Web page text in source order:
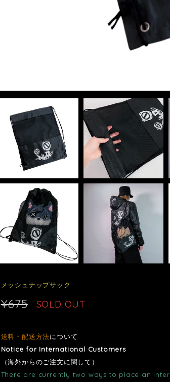
メッシュナップサック
¥675 SOLD OUT
送料・配送方法について
Notice for International Customers
（海外からのご注文に関して）
There are currently two ways to place an